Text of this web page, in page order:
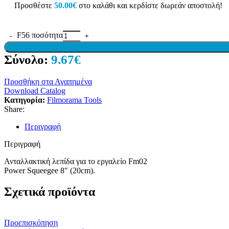
Προσθέστε 50.00€ στο καλάθι και κερδίστε δωρεάν αποστολή!
F56 ποσότητα
Σύνολο: 9.67€
Προσθήκη στα Αγαπημένα
Download Catalog
Κατηγορία: Filmorama Tools
Share:
Περιγραφή
Περιγραφή
Ανταλλακτική λεπίδα για το εργαλείο Fm02
Power Squeegee 8″ (20cm).
Σχετικά προϊόντα
Προεπισκόπηση